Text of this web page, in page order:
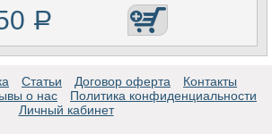
Р
Статьи Договор оферта
Контакты
о нас
Политика конфиденциальности
Личный кабинет